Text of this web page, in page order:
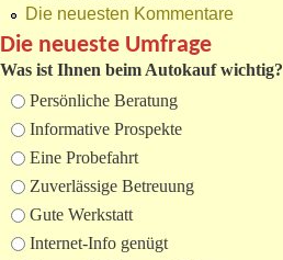
Die neuesten Kommentare
Die neueste Umfrage
Was ist Ihnen beim Autokauf wichtig?
Auswahlmöglichkeiten
Persönliche Beratung
Informative Prospekte
Eine Probefahrt
Zuverlässige Betreuung
Gute Werkstatt
Internet-Info genügt